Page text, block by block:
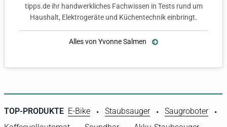
tipps.de ihr handwerkliches Fachwissen in Tests rund um
Haushalt, Elektrogeräte und Küchentechnik einbringt.
Alles von Yvonne Salmen
TOP-PRODUKTE E-Bike Staubsauger
Saugroboter